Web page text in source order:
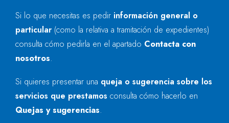
Si lo que necesitas es pedir información general o
particular (como la relativa a tramitación de expedientes)
consulta cómo pedirla en el apartado Contacta con
nosotros.
Si quieres presentar una queja o sugerencia sobre los
servicios que prestamos consulta cómo hacerlo en
Quejas y sugerencias.